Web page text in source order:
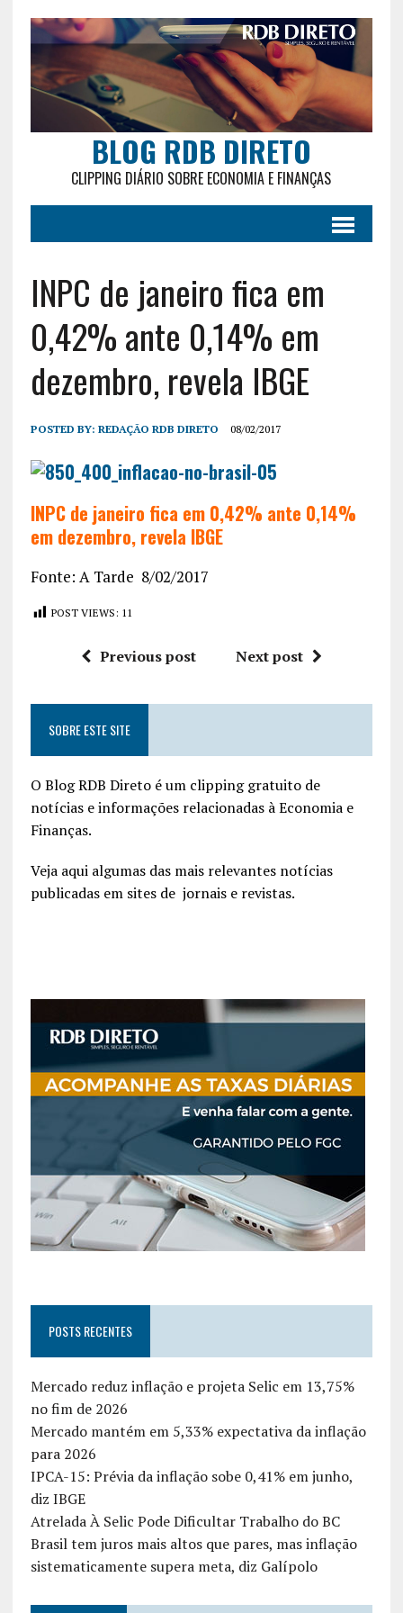
BLOG RDB DIRETO
CLIPPING DIÁRIO SOBRE ECONOMIA E FINANÇAS
INPC de janeiro fica em
0,42% ante 0,14% em
dezembro, revela IBGE
POSTED BY: REDAÇÃO RDB DIRETO 08/02/2017
INPC de janeiro fica em 0,42% ante 0,14%
em dezembro, revela IBGE
Fonte: A Tarde 8/02/2017
POST VIEWS: 11
Previous post Next post
SOBRE ESTE SITE
O Blog RDB Direto é um clipping gratuito de
notícias e informações relacionadas à Economia e
Finanças.
Veja aqui algumas das mais relevantes notícias
publicadas em sites de jornais e revistas.
POSTS RECENTES
Mercado reduz inflação e projeta Selic em 13,75%
no fim de 2026
Mercado mantém em 5,33% expectativa da inflação
para 2026
IPCA-15: Prévia da inflação sobe 0,41% em junho,
diz IBGE
Atrelada À Selic Pode Dificultar Trabalho do BC
Brasil tem juros mais altos que pares, mas inflação
sistematicamente supera meta, diz Galípolo